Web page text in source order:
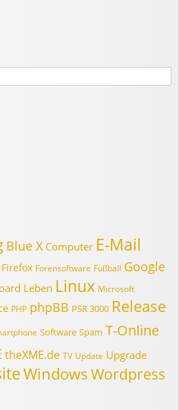
Blue X Computer E-Mail
Firefox Forensoftware Fußball Google
Leben Linux Microsoft
PHP phpBB PSR 3000 Release
Software Spam T-Online
theXME.de TV Update Upgrade
WindowsWordpress